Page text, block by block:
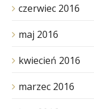
czerwiec 2016
maj 2016
kwiecień 2016
marzec 2016